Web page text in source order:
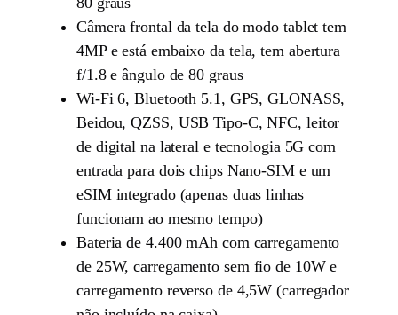
Câmera frontal da tela do modo tablet tem
4MP e está embaixo da tela, tem abertura
f/1.8 e ângulo de 80 graus
Wi-Fi 6, Bluetooth 5.1, GPS, GLONASS,
Beidou, QZSS, USB Tipo-C, NFC, leitor
de digital na lateral e tecnologia 5G com
entrada para dois chips Nano-SIM e um
eSIM integrado (apenas duas linhas
funcionam ao mesmo tempo)
Bateria de 4.400 mAh com carregamento
de 25W, carregamento sem fio de 10W e
carregamento reverso de 4,5W (carregador